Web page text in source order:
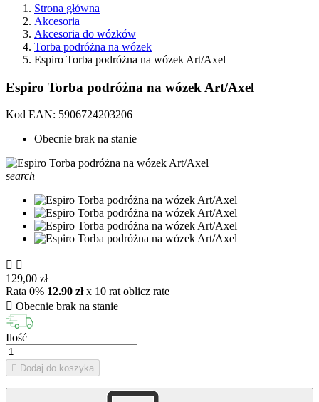
Strona główna
Akcesoria
Akcesoria do wózków
Torba podróżna na wózek
Espiro Torba podróżna na wózek Art/Axel
Espiro Torba podróżna na wózek Art/Axel
Kod EAN: 5906724203206
Obecnie brak na stanie
search
 
129,00 zł
Rata 0% 12.90 złx 10 rat oblicz rate
 Obecnie brak na stanie
Ilość
 Dodaj do koszyka